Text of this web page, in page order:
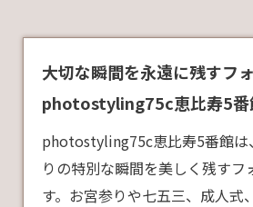
大切な瞬間を永遠に残すフ
photostyling75c恵比寿5番
photostyling75c恵比寿5番館は
りの特別な瞬間を美しく残すフ
す。お宮参りや七五三、成人式